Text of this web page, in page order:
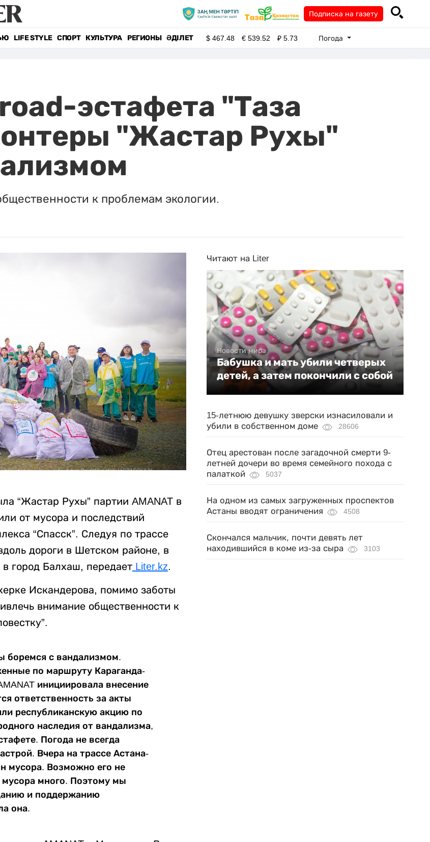
Подписка на газету
LIFE STYLE СПОРТ КУЛЬТУРА РЕГИОНЫ ӘДІЛЕТ $467.48 €539.52 ₽5.73 Погода
эстафета "Таза
"Жастар Рухы"
к проблемам экологии.
“Жастар Рухы” партии AMANAT в
от мусора и последствий
“Спасск”. Следуя по трассе
дороги в Шетском районе, в
город Балхаш, передает Liter.kz.
Искандерова, помимо заботы
внимание общественности к
боремся с вандализмом.
по маршруту Караганда-
инициировала внесение
ответственность за акты
республиканскую акцию по
наследия от вандализма,
Погода не всегда
Вчера на трассе Астана-
мусора. Возможно его не
мусора много. Поэтому мы
и поддержанию
она.
Читают на Liter
Новости мира
Бабушка и мать убили четверых
детей, а затем покончили с собой
15-летнюю девушку зверски изнасиловали и
убили в собственном доме
28606
Отец арестован после загадочной смерти 9-
летней дочери во время семейного похода с
палаткой
5037
На одном из самых загруженных проспектов
Астаны вводят ограничения
4508
Скончался мальчик, почти девять лет
находившийся в коме из-за сыра
3103